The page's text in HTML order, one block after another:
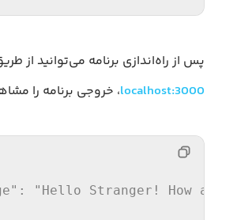
پس از راه‌اندازی برنامه می‌توانید از
localhost:3000، خروجی برنامه‌ را
:
"Hello Stranger! How are